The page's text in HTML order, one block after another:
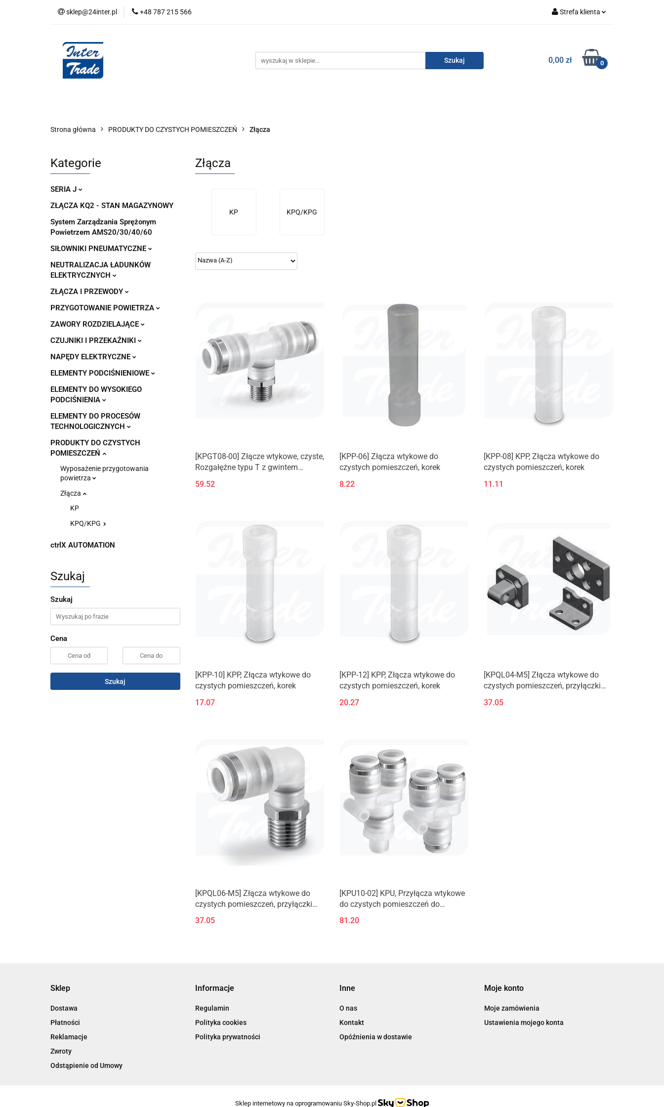
sklep@24inter.pl +48 787 215 566 Strefa klienta
Zarejestruj się
Dodaj zgłoszenie
0,00 zł 0
AUDYT SPRĘŻONEGO POWIETRZA SERIA J AUTORYZOWANY DYSTRYBUTOR SMC
AUDYT SPRĘŻONEGO POWIETRZA SERIA J AUTORYZOWANY DYSTRYBUTOR SMC
Strona główna PRODUKTY DO CZYSTYCH POMIESZCZEŃ Złącza
Kategorie
SERIA J
ZŁĄCZA KQ2 - STAN MAGAZYNOWY
System Zarządzania Sprężonym
Powietrzem AMS20/30/40/60
SIŁOWNIKI PNEUMATYCZNE
NEUTRALIZACJA ŁADUNKÓW
ELEKTRYCZNYCH
ZŁĄCZA I PRZEWODY
PRZYGOTOWANIE POWIETRZA
ZAWORY ROZDZIELAJĄCE
CZUJNIKI I PRZEKAŹNIKI
NAPĘDY ELEKTRYCZNE
ELEMENTY PODCIŚNIENIOWE
ELEMENTY DO WYSOKIEGO
PODCIŚNIENIA
ELEMENTY DO PROCESÓW
TECHNOLOGICZNYCH
PRODUKTY DO CZYSTYCH
POMIESZCZEŃ
Wyposażenie przygotowania
powietrza
Złącza
KP
KPQ/KPG
ctrlX AUTOMATION
Szukaj
Szukaj
Cena
Szukaj
Złącza
KP KPQ/KPG
[KPGT08-00] Złącze wtykowe, czyste,
Rozgałęźne typu T z gwintem
napędowych] KPQT/KPGT
59.52
[KPP-06] Złącza wtykowe do
czystych pomieszczeń, korek
8.22
[KPP-08] KPP, Złącza wtykowe do
czystych pomieszczeń, korek
11.11
[KPP-10] KPP, Złącza wtykowe do
czystych pomieszczeń, korek
17.07
[KPP-12] KPP, Złącza wtykowe do
czystych pomieszczeń, korek
20.27
[KPQL04-M5] Złącza wtykowe do
czystych pomieszczeń, przyłączki
złączki kątowe
37.05
[KPQL06-M5] Złącza wtykowe do
czystych pomieszczeń, przyłączki
złączki kątowe
37.05
[KPU10-02] KPU, Przyłącza wtykowe
do czystych pomieszczeń do
rozgałęźne typu Y z gwintem zew
81.20
Sklep
Dostawa
Płatności
Reklamacje
Zwroty
Odstąpienie od Umowy
Informacje
Regulamin
Polityka cookies
Polityka prywatności
Inne
O nas
Kontakt
Opóźnienia w dostawie
Moje konto
Moje zamówienia
Ustawienia mojego konta
Sklep internetowy na oprogramowaniu Sky-Shop.pl